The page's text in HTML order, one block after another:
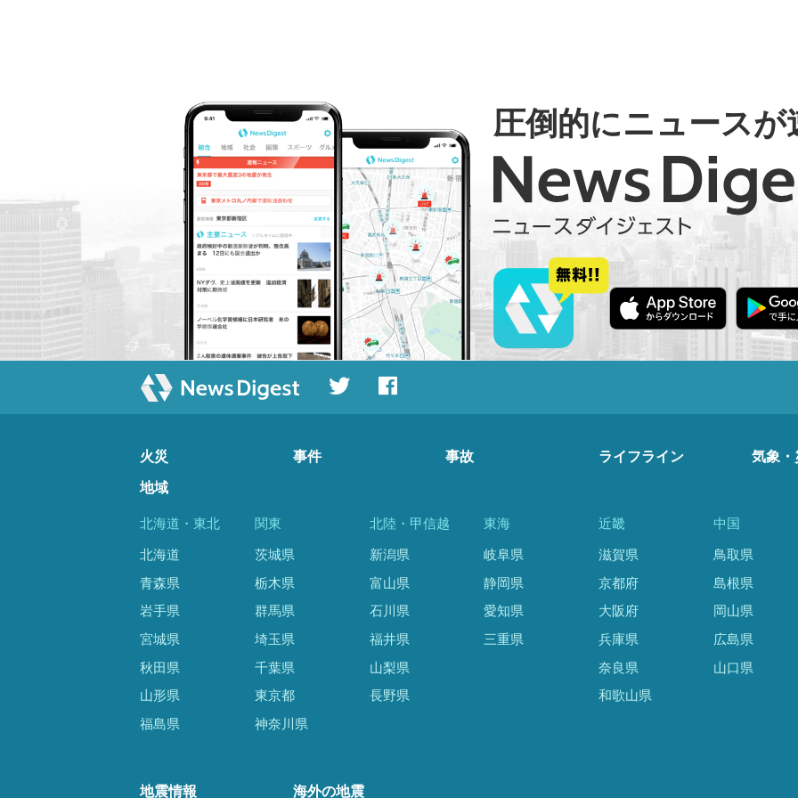
圧倒的にニュースが
火災 事件 事故 ライフライン 気象・
地域
北海道・東北
北海道
青森県
岩手県
宮城県
秋田県
山形県
福島県
関東
茨城県
栃木県
群馬県
埼玉県
千葉県
東京都
神奈川県
北陸・甲信越
新潟県
富山県
石川県
福井県
山梨県
長野県
東海
岐阜県
静岡県
愛知県
三重県
近畿
滋賀県
京都府
大阪府
兵庫県
奈良県
和歌山県
中国
鳥取県
島根県
岡山県
広島県
山口県
地震情報 海外の地震